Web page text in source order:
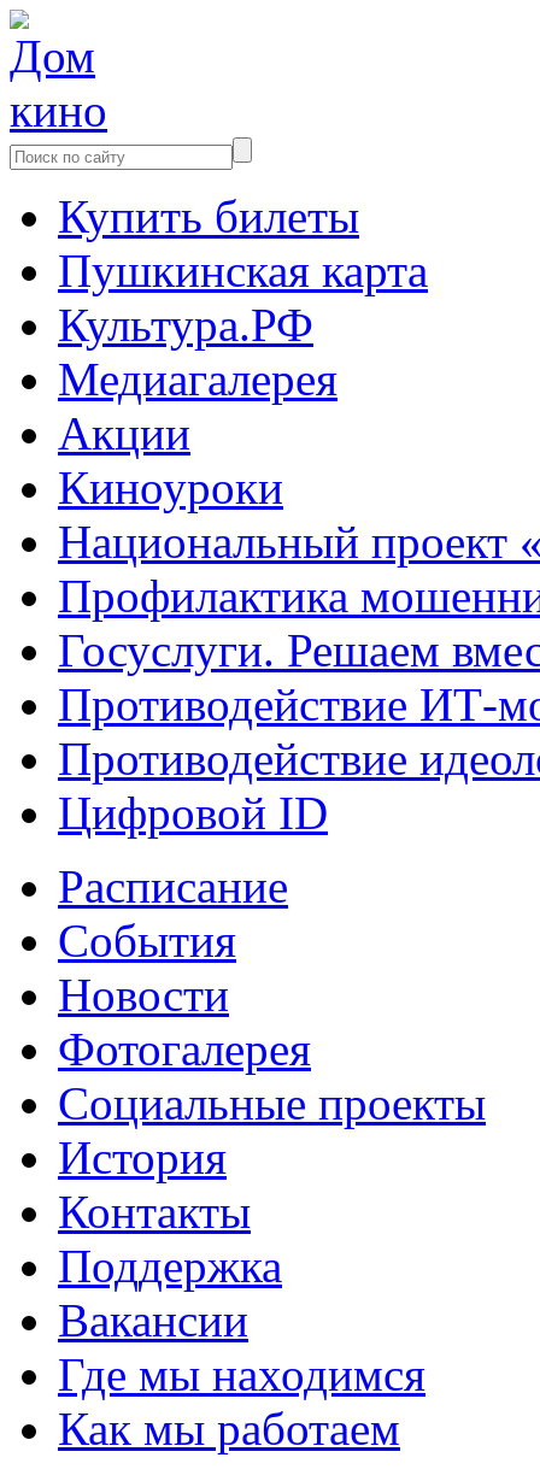
Купить билеты
Пушкинская карта
Культура.РФ
Медиагалерея
Акции
Киноуроки
Национальный проект
Профилактика
Госуслуги. Решаем
Противодействие ИТ-
Противодействие
Цифровой ID
Расписание
События
Новости
Фотогалерея
Социальные проекты
История
Контакты
Поддержка
Вакансии
Где мы находимся
Как мы работаем